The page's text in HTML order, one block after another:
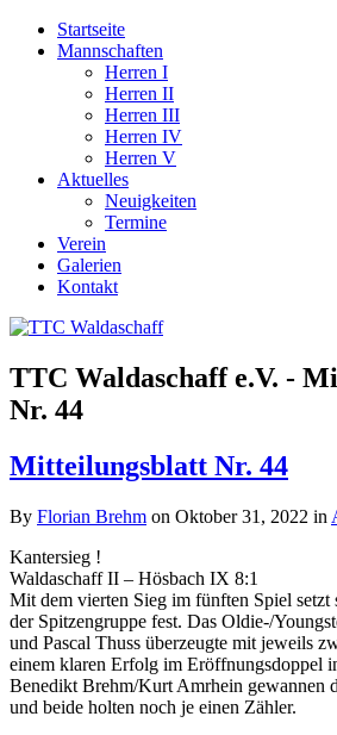
Startseite
Mannschaften
Herren I
Herren II
Herren III
Herren IV
Herren V
Aktuelles
Neuigkeiten
Termine
Verein
Galerien
Kontakt
TTC Waldaschaff e.V. -
Nr. 44
Mitteilungsblatt Nr. 44
By Florian Brehm on Oktober 31, 2022 in
Kantersieg !
Waldaschaff II – Hösbach IX 8:1
Mit dem vierten Sieg im fünften Spiel setzt
der Spitzengruppe fest. Das Oldie-/
und Pascal Thuss überzeugte mit jeweils
einem klaren Erfolg im Eröffnungsdoppel
Benedikt Brehm/Kurt Amrhein gewannen
und beide holten noch je einen Zähler.